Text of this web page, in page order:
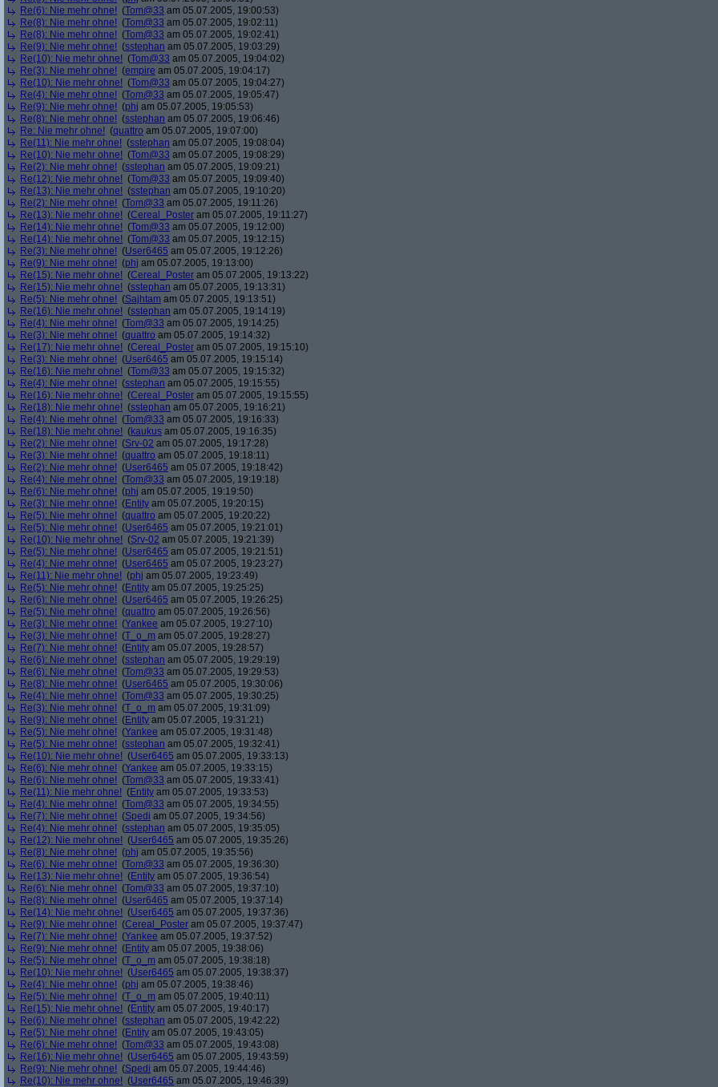
Re(6): Nie mehr ohne! (Tom@33 am 05.07.2005, 19:00:53)
Re(8): Nie mehr ohne! (Tom@33 am 05.07.2005, 19:02:11)
Re(8): Nie mehr ohne! (Tom@33 am 05.07.2005, 19:02:41)
Re(9): Nie mehr ohne! (sstephan am 05.07.2005, 19:03:29)
Re(10): Nie mehr ohne! (Tom@33 am 05.07.2005, 19:04:02)
Re(3): Nie mehr ohne! (empire am 05.07.2005, 19:04:17)
Re(10): Nie mehr ohne! (Tom@33 am 05.07.2005, 19:04:27)
Re(4): Nie mehr ohne! (Tom@33 am 05.07.2005, 19:05:47)
Re(9): Nie mehr ohne! (phj am 05.07.2005, 19:05:53)
Re(8): Nie mehr ohne! (sstephan am 05.07.2005, 19:06:46)
Re: Nie mehr ohne! (quattro am 05.07.2005, 19:07:00)
Re(11): Nie mehr ohne! (sstephan am 05.07.2005, 19:08:04)
Re(10): Nie mehr ohne! (Tom@33 am 05.07.2005, 19:08:29)
Re(2): Nie mehr ohne! (sstephan am 05.07.2005, 19:09:21)
Re(12): Nie mehr ohne! (Tom@33 am 05.07.2005, 19:09:40)
Re(13): Nie mehr ohne! (sstephan am 05.07.2005, 19:10:20)
Re(2): Nie mehr ohne! (Tom@33 am 05.07.2005, 19:11:26)
Re(13): Nie mehr ohne! (Cereal_Poster am 05.07.2005, 19:11:27)
Re(14): Nie mehr ohne! (Tom@33 am 05.07.2005, 19:12:00)
Re(14): Nie mehr ohne! (Tom@33 am 05.07.2005, 19:12:15)
Re(3): Nie mehr ohne! (User6465 am 05.07.2005, 19:12:26)
Re(9): Nie mehr ohne! (phj am 05.07.2005, 19:13:00)
Re(15): Nie mehr ohne! (Cereal_Poster am 05.07.2005, 19:13:22)
Re(15): Nie mehr ohne! (sstephan am 05.07.2005, 19:13:31)
Re(5): Nie mehr ohne! (Sajhtam am 05.07.2005, 19:13:51)
Re(16): Nie mehr ohne! (sstephan am 05.07.2005, 19:14:19)
Re(4): Nie mehr ohne! (Tom@33 am 05.07.2005, 19:14:25)
Re(3): Nie mehr ohne! (quattro am 05.07.2005, 19:14:32)
Re(17): Nie mehr ohne! (Cereal_Poster am 05.07.2005, 19:15:10)
Re(3): Nie mehr ohne! (User6465 am 05.07.2005, 19:15:14)
Re(16): Nie mehr ohne! (Tom@33 am 05.07.2005, 19:15:32)
Re(4): Nie mehr ohne! (sstephan am 05.07.2005, 19:15:55)
Re(16): Nie mehr ohne! (Cereal_Poster am 05.07.2005, 19:15:55)
Re(18): Nie mehr ohne! (sstephan am 05.07.2005, 19:16:21)
Re(4): Nie mehr ohne! (Tom@33 am 05.07.2005, 19:16:33)
Re(18): Nie mehr ohne! (kaukus am 05.07.2005, 19:16:35)
Re(2): Nie mehr ohne! (Srv-02 am 05.07.2005, 19:17:28)
Re(3): Nie mehr ohne! (quattro am 05.07.2005, 19:18:11)
Re(2): Nie mehr ohne! (User6465 am 05.07.2005, 19:18:42)
Re(4): Nie mehr ohne! (Tom@33 am 05.07.2005, 19:19:18)
Re(6): Nie mehr ohne! (phj am 05.07.2005, 19:19:50)
Re(3): Nie mehr ohne! (Entity am 05.07.2005, 19:20:15)
Re(5): Nie mehr ohne! (quattro am 05.07.2005, 19:20:22)
Re(5): Nie mehr ohne! (User6465 am 05.07.2005, 19:21:01)
Re(10): Nie mehr ohne! (Srv-02 am 05.07.2005, 19:21:39)
Re(5): Nie mehr ohne! (User6465 am 05.07.2005, 19:21:51)
Re(4): Nie mehr ohne! (User6465 am 05.07.2005, 19:23:27)
Re(11): Nie mehr ohne! (phj am 05.07.2005, 19:23:49)
Re(5): Nie mehr ohne! (Entity am 05.07.2005, 19:25:25)
Re(6): Nie mehr ohne! (User6465 am 05.07.2005, 19:26:25)
Re(5): Nie mehr ohne! (quattro am 05.07.2005, 19:26:56)
Re(3): Nie mehr ohne! (Yankee am 05.07.2005, 19:27:10)
Re(3): Nie mehr ohne! (T_o_m am 05.07.2005, 19:28:27)
Re(7): Nie mehr ohne! (Entity am 05.07.2005, 19:28:57)
Re(6): Nie mehr ohne! (sstephan am 05.07.2005, 19:29:19)
Re(6): Nie mehr ohne! (Tom@33 am 05.07.2005, 19:29:53)
Re(8): Nie mehr ohne! (User6465 am 05.07.2005, 19:30:06)
Re(4): Nie mehr ohne! (Tom@33 am 05.07.2005, 19:30:25)
Re(3): Nie mehr ohne! (T_o_m am 05.07.2005, 19:31:09)
Re(9): Nie mehr ohne! (Entity am 05.07.2005, 19:31:21)
Re(5): Nie mehr ohne! (Yankee am 05.07.2005, 19:31:48)
Re(5): Nie mehr ohne! (sstephan am 05.07.2005, 19:32:41)
Re(10): Nie mehr ohne! (User6465 am 05.07.2005, 19:33:13)
Re(6): Nie mehr ohne! (Yankee am 05.07.2005, 19:33:15)
Re(6): Nie mehr ohne! (Tom@33 am 05.07.2005, 19:33:41)
Re(11): Nie mehr ohne! (Entity am 05.07.2005, 19:33:53)
Re(4): Nie mehr ohne! (Tom@33 am 05.07.2005, 19:34:55)
Re(7): Nie mehr ohne! (Spedi am 05.07.2005, 19:34:56)
Re(4): Nie mehr ohne! (sstephan am 05.07.2005, 19:35:05)
Re(12): Nie mehr ohne! (User6465 am 05.07.2005, 19:35:26)
Re(8): Nie mehr ohne! (phj am 05.07.2005, 19:35:56)
Re(6): Nie mehr ohne! (Tom@33 am 05.07.2005, 19:36:30)
Re(13): Nie mehr ohne! (Entity am 05.07.2005, 19:36:54)
Re(6): Nie mehr ohne! (Tom@33 am 05.07.2005, 19:37:10)
Re(8): Nie mehr ohne! (User6465 am 05.07.2005, 19:37:14)
Re(14): Nie mehr ohne! (User6465 am 05.07.2005, 19:37:36)
Re(9): Nie mehr ohne! (Cereal_Poster am 05.07.2005, 19:37:47)
Re(7): Nie mehr ohne! (Yankee am 05.07.2005, 19:37:52)
Re(9): Nie mehr ohne! (Entity am 05.07.2005, 19:38:06)
Re(5): Nie mehr ohne! (T_o_m am 05.07.2005, 19:38:18)
Re(10): Nie mehr ohne! (User6465 am 05.07.2005, 19:38:37)
Re(4): Nie mehr ohne! (phj am 05.07.2005, 19:38:46)
Re(5): Nie mehr ohne! (T_o_m am 05.07.2005, 19:40:11)
Re(15): Nie mehr ohne! (Entity am 05.07.2005, 19:40:17)
Re(6): Nie mehr ohne! (sstephan am 05.07.2005, 19:42:22)
Re(5): Nie mehr ohne! (Entity am 05.07.2005, 19:43:05)
Re(6): Nie mehr ohne! (Tom@33 am 05.07.2005, 19:43:08)
Re(16): Nie mehr ohne! (User6465 am 05.07.2005, 19:43:59)
Re(9): Nie mehr ohne! (Spedi am 05.07.2005, 19:44:46)
Re(10): Nie mehr ohne! (User6465 am 05.07.2005, 19:46:39)